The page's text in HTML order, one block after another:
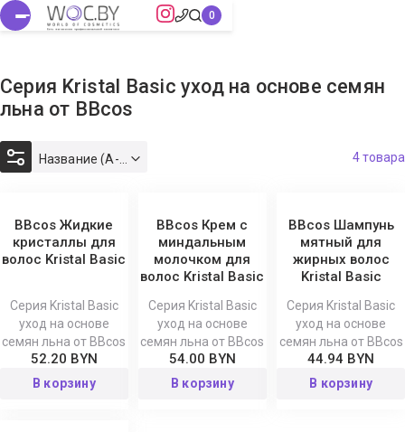
Серия Kristal Basic уход на основе семян
льна от BBcos
4 товара
BBcos Жидкие
кристаллы для
волос Kristal Basic
Серия Kristal Basic
уход на основе
семян льна от BBcos
52.20 BYN
В корзину
BBcos Крем с
миндальным
молочком для
волос Kristal Basic
Серия Kristal Basic
уход на основе
семян льна от BBcos
54.00 BYN
В корзину
BBcos Шампунь
мятный для
жирных волос
Kristal Basic
Серия Kristal Basic
уход на основе
семян льна от BBcos
44.94 BYN
В корзину